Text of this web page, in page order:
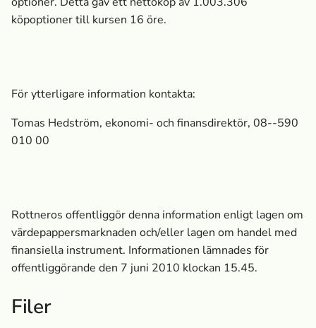
köpoptioner till kursen 16 öre.
För ytterligare information kontakta:
Tomas Hedström, ekonomi- och finansdirektör, 08--590
010 00
Rottneros offentliggör denna information enligt lagen om
värdepappersmarknaden och/eller lagen om handel med
finansiella instrument. Informationen lämnades för
offentliggörande den 7 juni 2010 klockan 15.45.
Filer